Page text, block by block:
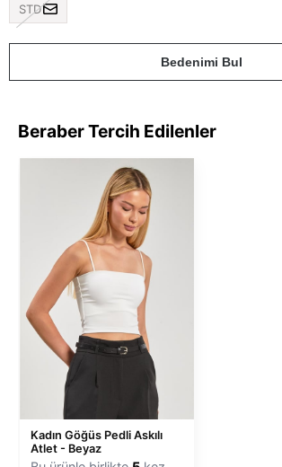
STD
Bedenimi Bul
Beraber Tercih Edilenler
Kadın Göğüs Pedli Askılı
Atlet - Beyaz